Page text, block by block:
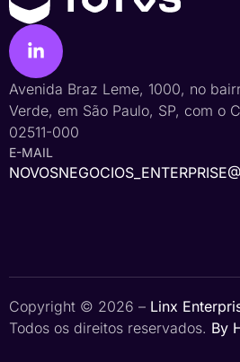
Avenida Braz Leme, 1000, no
Verde, em São Paulo, SP, com o
02511-000
E-MAIL
Copyright © 2026 – Linx
Todos os direitos reservados. By